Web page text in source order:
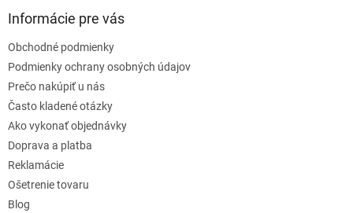
Informácie pre vás
Obchodné podmienky
Podmienky ochrany osobných údajov
Prečo nakúpiť u nás
Často kladené otázky
Ako vykonať objednávky
Doprava a platba
Reklamácie
Ošetrenie tovaru
Blog